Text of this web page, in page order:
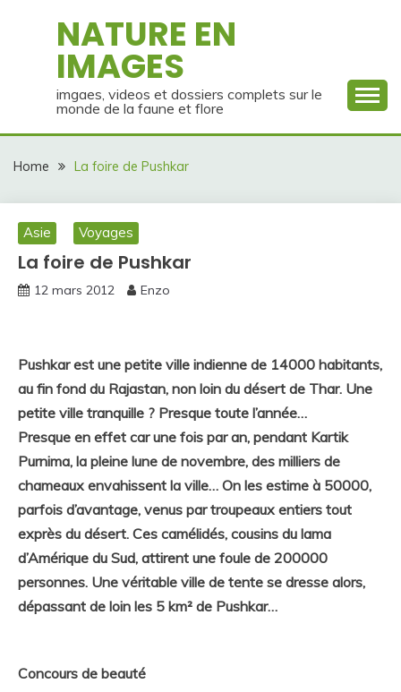
NATURE EN
IMAGES
imgaes, videos et dossiers complets sur le
monde de la faune et flore
Home La foire de Pushkar
Asie Voyages
La foire de Pushkar
12 mars 2012 Enzo
Pushkar est une petite ville indienne de 14000 habitants,
au fin fond du Rajastan, non loin du désert de Thar. Une
petite ville tranquille ? Presque toute l’année…
Presque en effet car une fois par an, pendant Kartik
Purnima, la pleine lune de novembre, des milliers de
chameaux envahissent la ville… On les estime à 50000,
parfois d’avantage, venus par troupeaux entiers tout
exprès du désert. Ces camélidés, cousins du lama
d’Amérique du Sud, attirent une foule de 200000
personnes. Une véritable ville de tente se dresse alors,
dépassant de loin les 5 km² de Pushkar…
Concours de beauté